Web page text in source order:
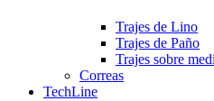
Trajes de Lino
Trajes de Paño
Trajes sobre
Correas
TechLine